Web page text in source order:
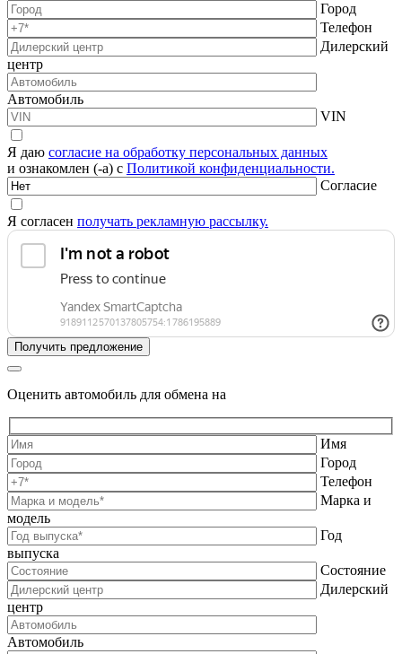
Город
Телефон
Дилерский
центр
Автомобиль
VIN
Я даю согласие на обработку персональных данных
и ознакомлен (-а) с Политикой конфиденциальности.
Согласие
Я согласен получать рекламную рассылку.
Оценить автомобиль для обмена на
Имя
Город
Телефон
Марка и
модель
Год
выпуска
Состояние
Дилерский
центр
Автомобиль